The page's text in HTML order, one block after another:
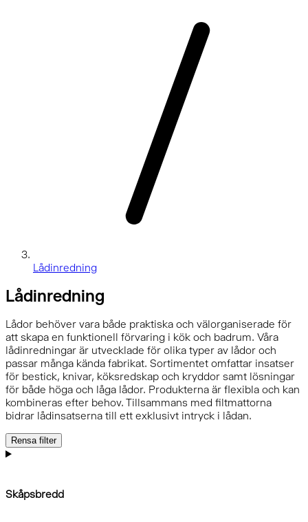
Lådinredning
Lådinredning
Lådor behöver vara både praktiska och välorganiserade för
att skapa en funktionell förvaring i kök och badrum. Våra
lådinredningar är utvecklade för olika typer av lådor och
passar många kända fabrikat. Sortimentet omfattar insatser
för bestick, knivar, köksredskap och kryddor samt lösningar
för både höga och låga lådor. Produkterna är flexibla och kan
kombineras efter behov. Tillsammans med filtmattorna
bidrar lådinsatserna till ett exklusivt intryck i lådan.
Rensa filter
Skåpsbredd